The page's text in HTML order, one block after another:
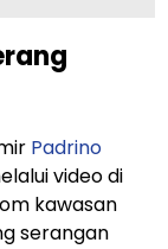
Padrino
video di
kawasan
serangan